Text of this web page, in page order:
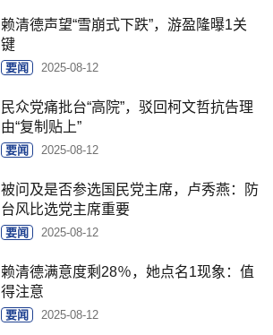
赖清德声望“雪崩式下跌”，游盈隆曝1关
键
要闻 2025-08-12
民众党痛批台“高院”，驳回柯文哲抗告理
由“复制贴上”
要闻 2025-08-12
被问及是否参选国民党主席，卢秀燕：防
台风比选党主席重要
要闻 2025-08-12
赖清德满意度剩28％，她点名1现象：值
得注意
要闻 2025-08-12